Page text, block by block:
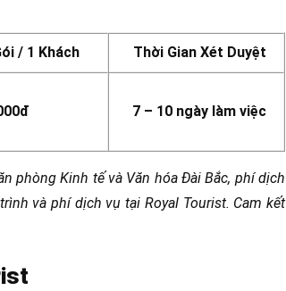
/ 1 Khách Thời Gian Xét Duyệt
7 – 10 ngày làm việc
phòng Kinh tế và Văn hóa Đài Bắc, phí dịch
và phí dịch vụ tại Royal Tourist. Cam kết